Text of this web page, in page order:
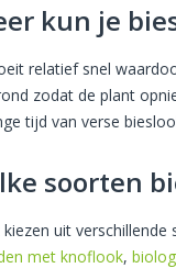
kun je
relatief snel
zodat de plant
tijd van verse
soorten
kiezen uit
met knoflook,